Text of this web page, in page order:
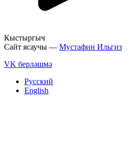
Кыстыргыч
Сайт ясаучы — Мустафин Ильгиз
VK берләшмә
Русский
English